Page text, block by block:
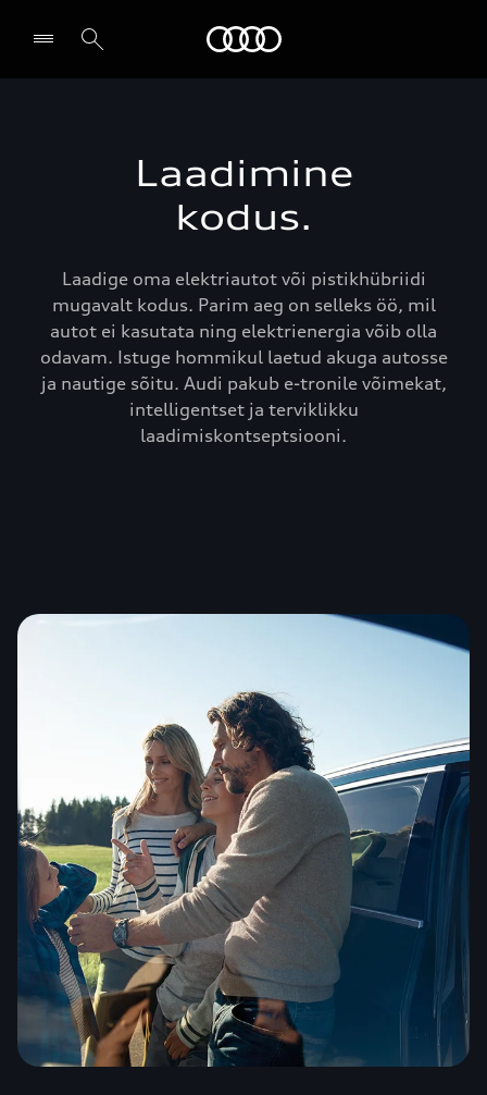
Laadimine
kodus.
Laadige oma elektriautot või pistikhübriidi
mugavalt kodus. Parim aeg on selleks öö, mil
autot ei kasutata ning elektrienergia võib olla
odavam. Istuge hommikul laetud akuga autosse
ja nautige sõitu. Audi pakub e-tronile võimekat,
intelligentset ja terviklikku
laadimiskontseptsiooni.